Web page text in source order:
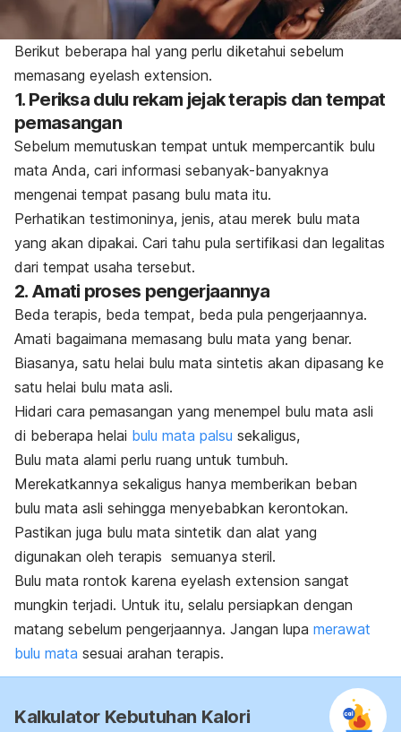
Berikut beberapa hal yang perlu diketahui sebelum
memasang eyelash extension.
1. Periksa dulu rekam jejak terapis dan tempat
pemasangan
Sebelum memutuskan tempat untuk mempercantik bulu
mata Anda, cari informasi sebanyak-banyaknya
mengenai tempat pasang bulu mata itu.
Perhatikan testimoninya, jenis, atau merek bulu mata
yang akan dipakai. Cari tahu pula sertifikasi dan legalitas
dari tempat usaha tersebut.
2. Amati proses pengerjaannya
Beda terapis, beda tempat, beda pula pengerjaannya.
Amati bagaimana memasang bulu mata yang benar.
Biasanya, satu helai bulu mata sintetis akan dipasang ke
satu helai bulu mata asli.
Hidari cara pemasangan yang menempel bulu mata asli
di beberapa helai bulu mata palsu sekaligus,
Bulu mata alami perlu ruang untuk tumbuh.
Merekatkannya sekaligus hanya memberikan beban
bulu mata asli sehingga menyebabkan kerontokan.
Pastikan juga bulu mata sintetik dan alat yang
digunakan oleh terapis semuanya steril.
Bulu mata rontok karena eyelash extension sangat
mungkin terjadi. Untuk itu, selalu persiapkan dengan
matang sebelum pengerjaannya. Jangan lupa merawat
bulu mata sesuai arahan terapis.
Kalkulator Kebutuhan Kalori